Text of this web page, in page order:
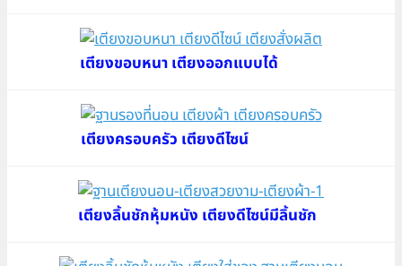
เตียงขอบหนา เตียงออกแบบได้
เตียงครอบครัว เตียงดีไซน์
เตียงลิ้นชักหุ้มหนัง เตียงดีไซน์มีลิ้นชัก